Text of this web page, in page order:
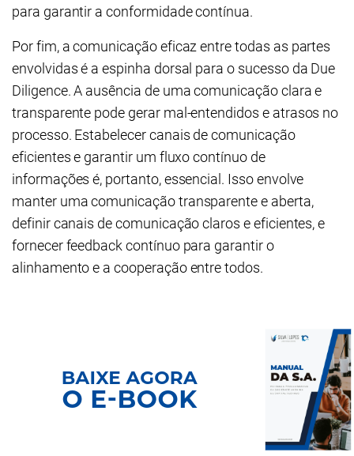
para garantir a conformidade contínua.
Por fim, a comunicação eficaz entre todas as partes
envolvidas é a espinha dorsal para o sucesso da Due
Diligence. A ausência de uma comunicação clara e
transparente pode gerar mal-entendidos e atrasos no
processo. Estabelecer canais de comunicação
eficientes e garantir um fluxo contínuo de
informações é, portanto, essencial. Isso envolve
manter uma comunicação transparente e aberta,
definir canais de comunicação claros e eficientes, e
fornecer feedback contínuo para garantir o
alinhamento e a cooperação entre todos.